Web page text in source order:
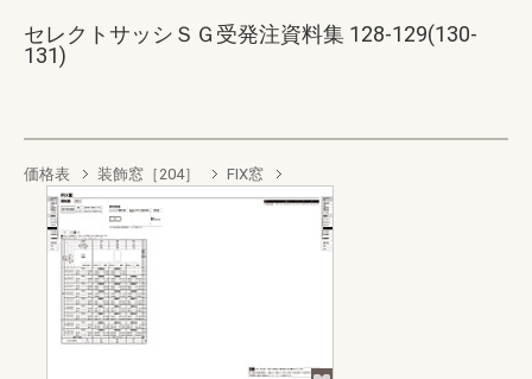
セレクトサッシＳＧ受発注資料集 128-129(130-
131)
価格表 装飾窓［204］ FIX窓